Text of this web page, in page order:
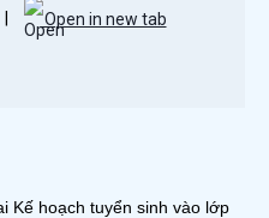
Open in new tab
Kế hoạch tuyển sinh vào lớp